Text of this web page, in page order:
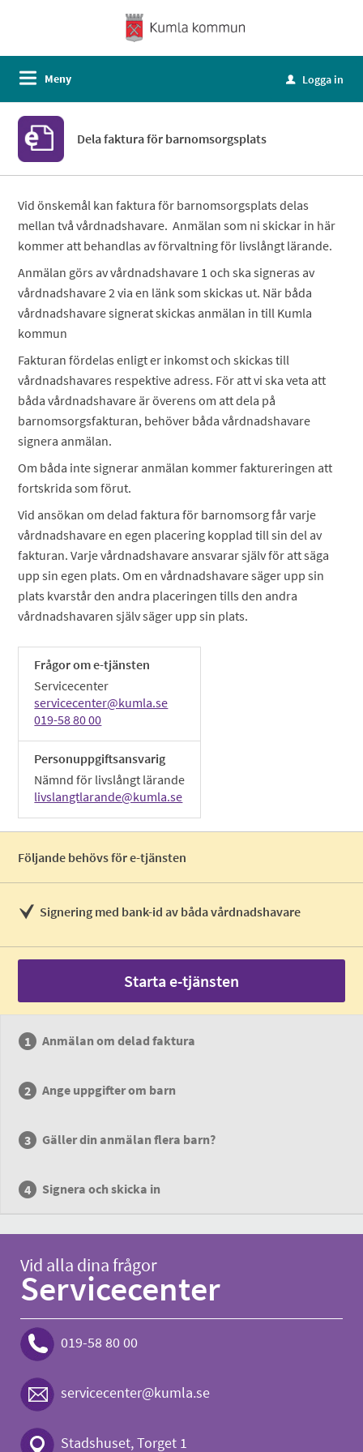
Meny u Logga in
Dela faktura för barnomsorgsplats
Vid önskemål kan faktura för barnomsorgsplats delas
mellan två vårdnadshavare. Anmälan som ni skickar in här
kommer att behandlas av förvaltning för livslångt lärande.
Anmälan görs av vårdnadshavare 1 och ska signeras av
vårdnadshavare 2 via en länk som skickas ut. När båda
vårdnadshavare signerat skickas anmälan in till Kumla
kommun
Fakturan fördelas enligt er inkomst och skickas till
vårdnadshavares respektive adress. För att vi ska veta att
båda vårdnadshavare är överens om att dela på
barnomsorgsfakturan, behöver båda vårdnadshavare
signera anmälan.
Om båda inte signerar anmälan kommer faktureringen att
fortskrida som förut.
Vid ansökan om delad faktura för barnomsorg får varje
vårdnadshavare en egen placering kopplad till sin del av
fakturan. Varje vårdnadshavare ansvarar själv för att säga
upp sin egen plats. Om en vårdnadshavare säger upp sin
plats kvarstår den andra placeringen tills den andra
vårdnadshavaren själv säger upp sin plats.
Frågor om e-tjänsten
Servicecenter
servicecenter@kumla.se
019-58 80 00
Personuppgiftsansvarig
Nämnd för livslångt lärande
livslangtlarande@kumla.se
Följande behövs för e-tjänsten
Signering med bank-id av båda vårdnadshavare
Starta e-tjänsten
Anmälan om delad faktura
Ange uppgifter om barn
Gäller din anmälan flera barn?
Signera och skicka in
Vid alla dina frågor
Servicecenter
019-58 80 00
servicecenter@kumla.se
Stadshuset, Torget 1